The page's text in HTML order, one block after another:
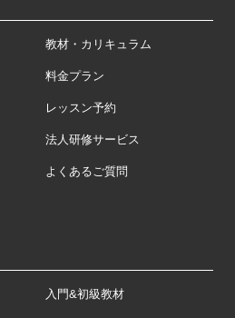
教材・カリキュラム
料金プラン
レッスン予約
法人研修サービス
よくあるご質問
入門&初級教材